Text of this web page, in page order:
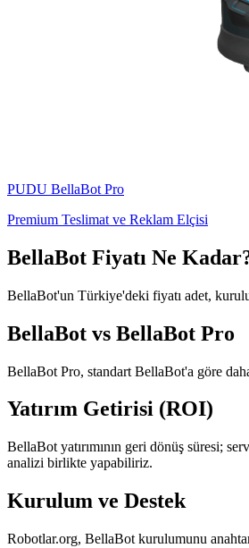
PUDU BellaBot Pro
Premium Teslimat ve Reklam Elçisi
BellaBot Fiyatı Ne
BellaBot'un Türkiye'deki fiyatı adet,
BellaBot vs BellaBot Pro
BellaBot Pro, standart BellaBot'a göre
Yatırım Getirisi (ROI)
BellaBot yatırımının geri dönüş süresi;
analizi birlikte yapabiliriz.
Kurulum ve Destek
Robotlar.org, BellaBot kurulumunu